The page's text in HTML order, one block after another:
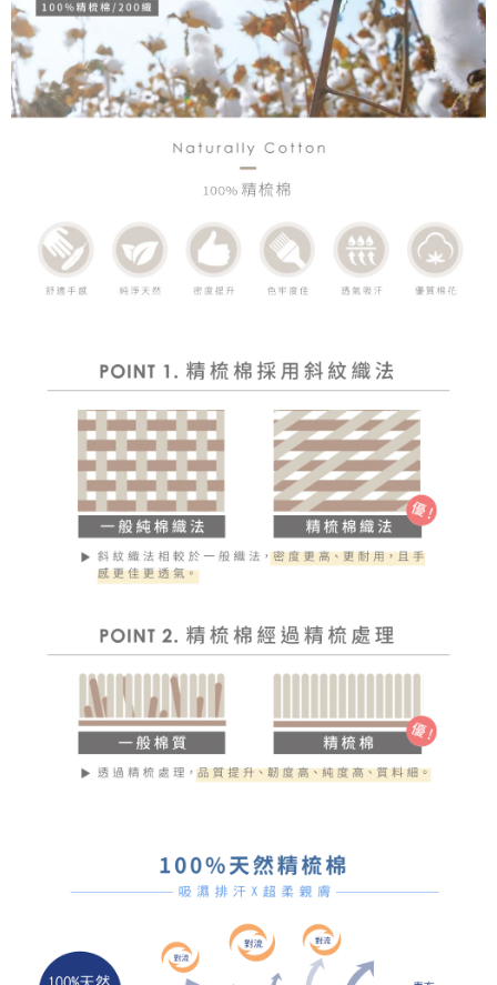
時審查核予不同之上限額度；若仍有額度不足之情形，本公司將視審查結果
請求用戶進行身份認證。
５．嚴禁一人註冊多個帳號或使用他人資訊註冊。若發現惡意使用之情形，
恩沛科技股份有限公司將有權停止該用戶之使用額度並採取法律行動。